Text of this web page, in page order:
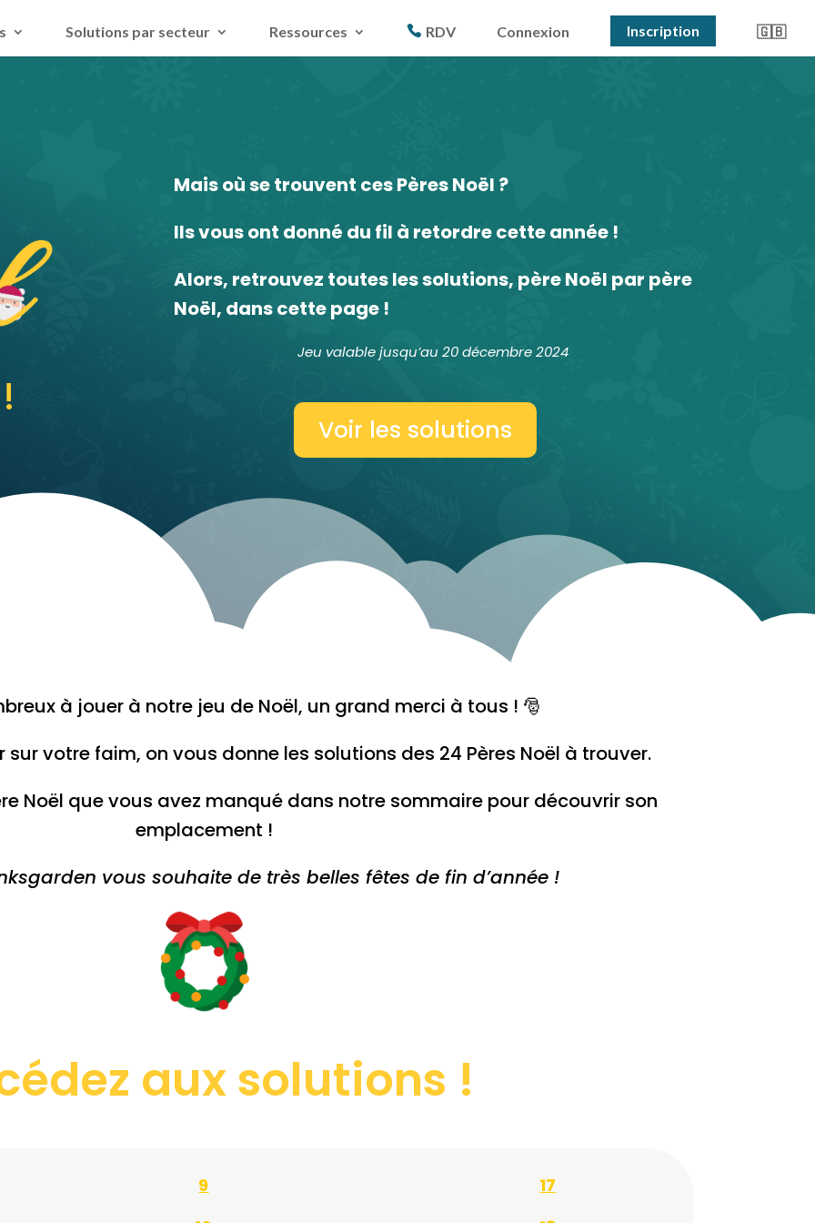
Solutions par secteur Ressources RDV Connexion Inscription 🇬🇧
Mais où se trouvent ces Pères Noël ?
Ils vous ont donné du fil à retordre cette année !
Alors, retrouvez toutes les solutions, père Noël par père
Noël, dans cette page !
Jeu valable jusqu’au 20 décembre 2024
Voir les solutions
à jouer à notre jeu de Noël, un grand merci à tous ! 🎅
votre faim, on vous donne les solutions des 24 Pères Noël à trouver.
Noël que vous avez manqué dans notre sommaire pour découvrir son
emplacement !
vous souhaite de très belles fêtes de fin d’année !
aux solutions !
9
17